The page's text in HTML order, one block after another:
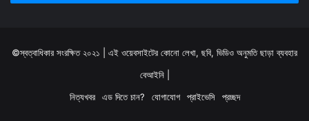
©স্বত্বাধিকার সংরক্ষিত ২০২১ | এই ওয়েবসাইটের কোনো লেখা, ছবি, ভিডিও অনুমতি ছাড়া ব্যবহার
বেআইনি |
নিত্যখবর
এড দিতে চান? যোগাযোগ প্রাইভেসি প্রচ্ছদ